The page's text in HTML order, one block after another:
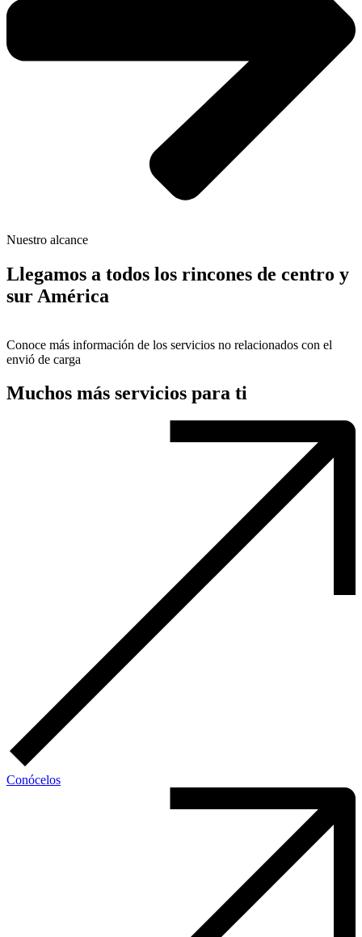
Nuestro alcance
Llegamos a todos los rincones de centro y
sur América
Conoce más información de los servicios no relacionados con el
envió de carga
Muchos más servicios para ti
Conócelos